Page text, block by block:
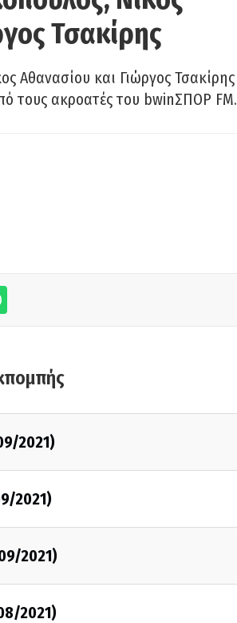
Τσακίρης
Αθανασίου και Γιώργος Τσακίρης
τους ακροατές του bwinΣΠΟΡ FM.
2021)
2021)
2021)
2021)